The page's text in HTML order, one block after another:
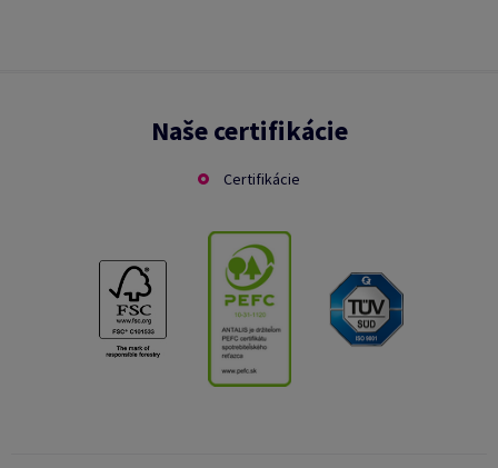
Naše certifikácie
Certifikácie